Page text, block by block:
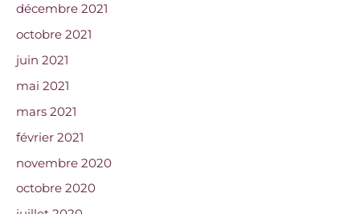
décembre 2021
octobre 2021
juin 2021
mai 2021
mars 2021
février 2021
novembre 2020
octobre 2020